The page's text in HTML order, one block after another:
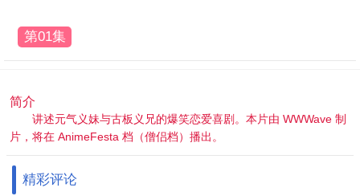
第01集
简介
讲述元气义妹与古板义兄的爆笑恋爱喜剧。本片由 WWWave 制
片，将在 AnimeFesta 档（僧侣档）播出。
精彩评论